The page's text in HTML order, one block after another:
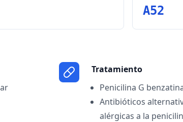
A52
Tratamiento
Penicilina G
Antibióticos
alérgicas a la